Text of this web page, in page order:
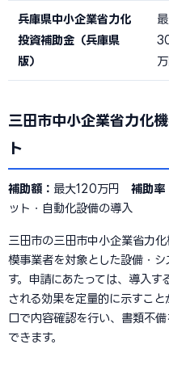
兵庫県中小企業省力化
投資補助金（兵庫県
版）
三田市中小企業省力化
ト
補助額： 最大120万円 補助率
ット・自動化設備の導入
三田市の三田市中小企業省力
模事業者を対象とした設備・
す。申請にあたっては、導入
される効果を定量的に示すこ
口で内容確認を行い、書類不
できます。